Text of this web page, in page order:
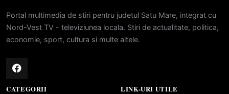
Portal multimedia de stiri pentru judetul Satu Mare, integrat cu
Nord-Vest TV - televiziunea locala. Stiri de actualitate, politica,
economie, sport, cultura si multe altele.
CATEGORII LINK-URI UTILE